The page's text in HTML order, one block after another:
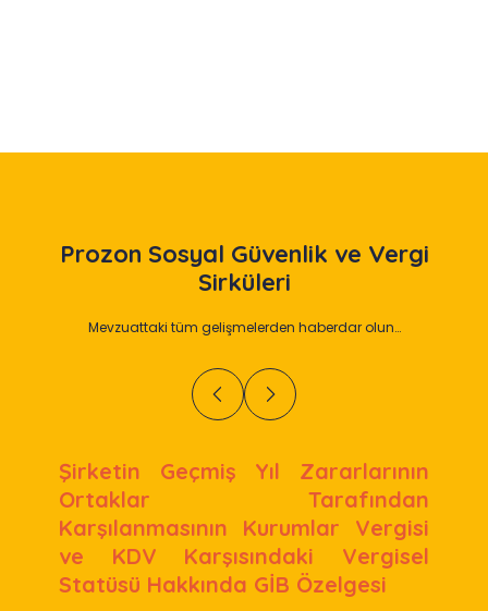
Prozon Sosyal Güvenlik ve Vergi
Sirküleri
Mevzuattaki tüm gelişmelerden haberdar olun…
Şirketin Geçmiş Yıl Zararlarının
Ortaklar Tarafından
Karşılanmasının Kurumlar Vergisi
ve KDV Karşısındaki Vergisel
Statüsü Hakkında GİB Özelgesi